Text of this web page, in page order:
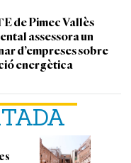
de Pimec Vallès
assessora un
d’empreses sobre
energètica